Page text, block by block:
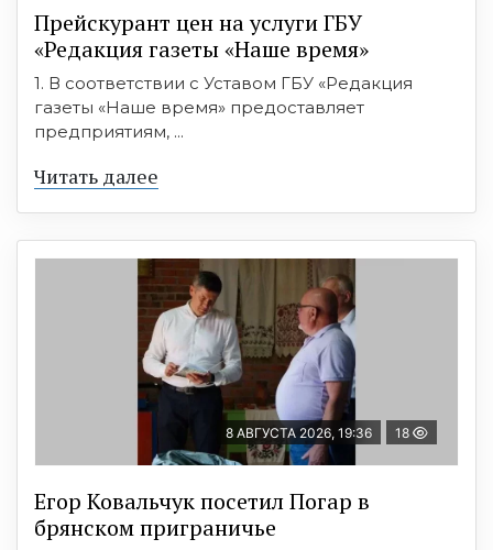
Прейскурант цен на услуги ГБУ
«Редакция газеты «Наше время»
1. В соответствии с Уставом ГБУ «Редакция
газеты «Наше время» предоставляет
предприятиям, ...
Читать далее
8 АВГУСТА 2026, 19:36 18
Егор Ковальчук посетил Погар в
брянском приграничье